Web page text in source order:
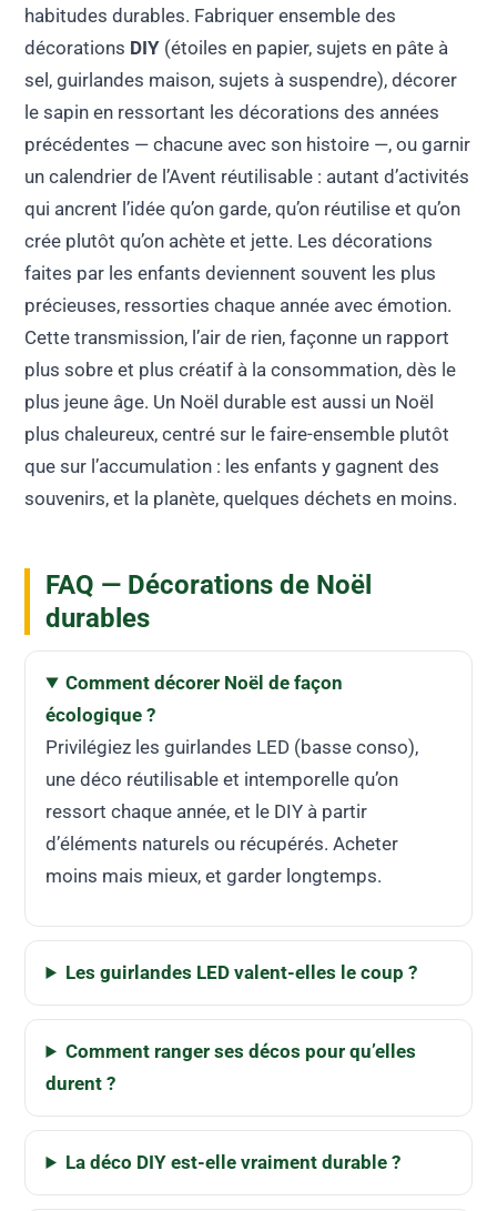
habitudes durables. Fabriquer ensemble des
décorations DIY (étoiles en papier, sujets en pâte à
sel, guirlandes maison, sujets à suspendre), décorer
le sapin en ressortant les décorations des années
précédentes — chacune avec son histoire —, ou garnir
un calendrier de l’Avent réutilisable : autant d’activités
qui ancrent l’idée qu’on garde, qu’on réutilise et qu’on
crée plutôt qu’on achète et jette. Les décorations
faites par les enfants deviennent souvent les plus
précieuses, ressorties chaque année avec émotion.
Cette transmission, l’air de rien, façonne un rapport
plus sobre et plus créatif à la consommation, dès le
plus jeune âge. Un Noël durable est aussi un Noël
plus chaleureux, centré sur le faire-ensemble plutôt
que sur l’accumulation : les enfants y gagnent des
souvenirs, et la planète, quelques déchets en moins.
FAQ — Décorations de Noël
durables
Comment décorer Noël de façon
écologique ?
Privilégiez les guirlandes LED (basse conso),
une déco réutilisable et intemporelle qu’on
ressort chaque année, et le DIY à partir
d’éléments naturels ou récupérés. Acheter
moins mais mieux, et garder longtemps.
Les guirlandes LED valent-elles le coup ?
Comment ranger ses décos pour qu’elles
durent ?
La déco DIY est-elle vraiment durable ?